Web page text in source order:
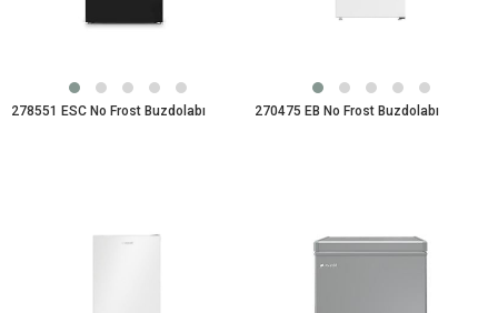
278551 ESC No Frost Buzdolabı 270475 EB No Frost Buzdolabı